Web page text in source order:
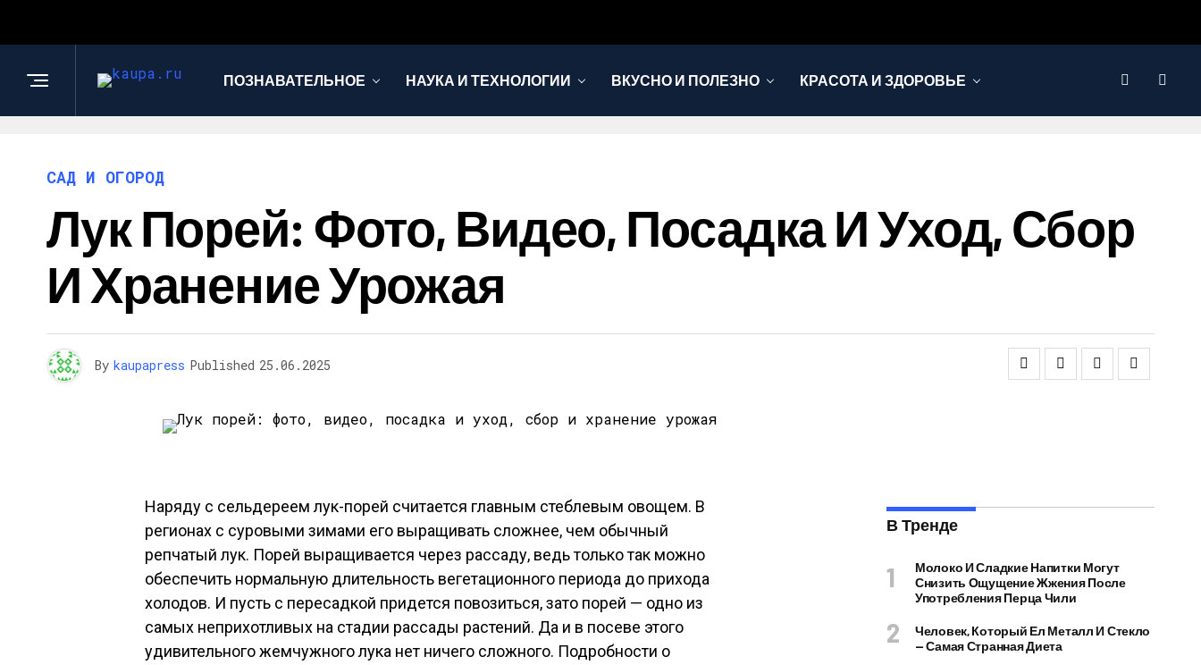
ПОЗНАВАТЕЛЬНОЕ НАУКА И ТЕХНОЛОГИИ ВКУСНО И ПОЛЕЗНО КРАСОТА И ЗДОРОВЬЕ
САД И ОГОРОД
Лук Порей: Фото, Видео, Посадка И Уход, Сбор
И Хранение Урожая
By kaupapress Published 25.06.2025
Наряду с сельдереем лук-порей считается главным стеблевым овощем. В
регионах с суровыми зимами его выращивать сложнее, чем обычный
репчатый лук. Порей выращивается через рассаду, ведь только так можно
обеспечить нормальную длительность вегетационного периода до прихода
холодов. И пусть с пересадкой придется повозиться, зато порей — одно из
самых неприхотливых на стадии рассады растений. Да и в посеве этого
удивительного жемчужного лука нет ничего сложного. Подробности о
В Тренде
Молоко И Сладкие Напитки Могут
Снизить Ощущение Жжения После
Употребления Перца Чили
Человек, Который Ел Металл И Стекло
— Самая Странная Диета